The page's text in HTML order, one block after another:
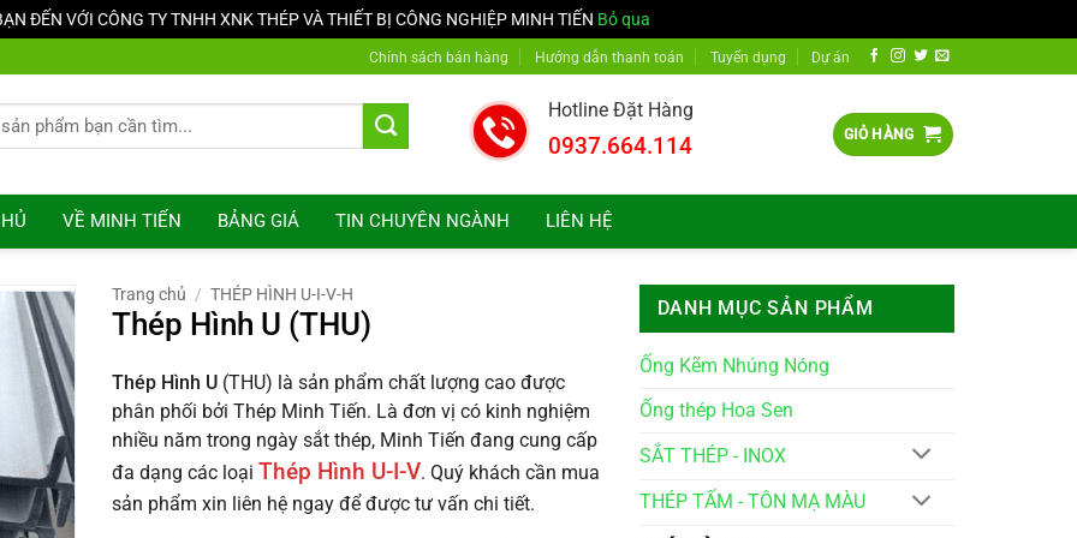
ĐẾN VỚI CÔNG TY TNHH XNK THÉP VÀ THIẾT BỊ CÔNG NGHIỆP MINH TIẾN Bỏ qua
Chính sách bán hàng Hướng dẫn thanh toán Tuyển dụng Dự án
Hotline Đặt Hàng
0937.664.114 GIỎ HÀNG
VỀ MINH TIẾN BẢNG GIÁ TIN CHUYÊN NGÀNH LIÊN HỆ
Trang chủ / THÉP HÌNH U-I-V-H
Thép Hình U (THU)
Thép Hình U(THU) là sản phẩm chất lượng cao được
phân phối bởi Thép Minh Tiến. Là đơn vị có kinh nghiệm
nhiều năm trong ngày sắt thép, Minh Tiến đang cung cấp
đa dạng các loại Thép Hình U-I-V. Quý khách cần mua
sản phẩm xin liên hệ ngay để được tư vấn chi tiết.
DANH MỤC SẢN PHẨM
Ống Kẽm Nhúng Nóng
Ống thép Hoa Sen
SẮT THÉP - INOX
THÉP TẤM - TÔN MẠ MÀU